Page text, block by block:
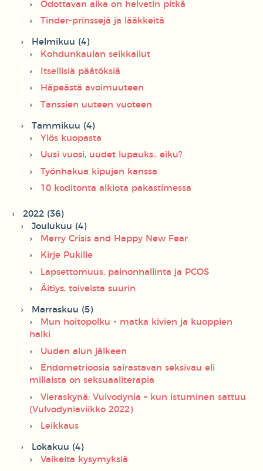
Odottavan aika on helvetin pitkä
Tinder-prinssejä ja lääkkeitä
Helmikuu (4)
Kohdunkaulan seikkailut
Itsellisiä päätöksiä
Häpeästä avoimuuteen
Tanssien uuteen vuoteen
Tammikuu (4)
Ylös kuopasta
Uusi vuosi, uudet lupauks.. eiku?
Työnhakua kipujen kanssa
10 koditonta alkiota pakastimessa
2022 (36)
Joulukuu (4)
Merry Crisis and Happy New Fear
Kirje Pukille
Lapsettomuus, painonhallinta ja PCOS
Äitiys, toiveista suurin
Marraskuu (5)
Mun hoitopolku - matka kivien ja kuoppien
halki
Uuden alun jälkeen
Endometrioosia sairastavan seksivau eli
millaista on seksuaaliterapia
Vieraskynä: Vulvodynia – kun istuminen sattuu
(Vulvodyniaviikko 2022)
Leikkaus
Lokakuu (4)
Vaikeita kysymyksiä